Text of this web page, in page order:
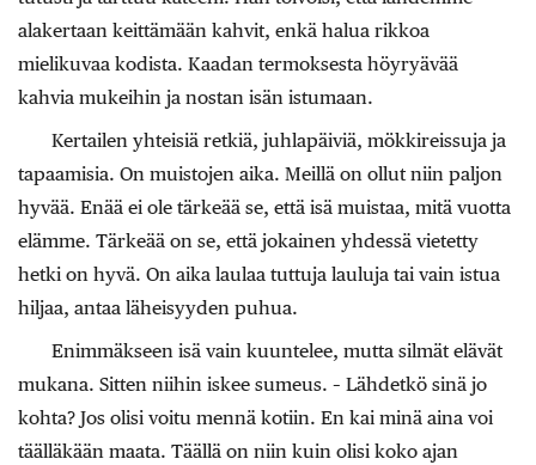
alakertaan keittämään kahvit, enkä halua rikkoa
mielikuvaa kodista. Kaadan termoksesta höyryävää
kahvia mukeihin ja nostan isän istumaan.
Kertailen yhteisiä retkiä, juhlapäiviä, mökkireissuja ja
tapaamisia. On muistojen aika. Meillä on ollut niin paljon
hyvää. Enää ei ole tärkeää se, että isä muistaa, mitä vuotta
elämme. Tärkeää on se, että jokainen yhdessä vietetty
hetki on hyvä. On aika laulaa tuttuja lauluja tai vain istua
hiljaa, antaa läheisyyden puhua.
Enimmäkseen isä vain kuuntelee, mutta silmät elävät
mukana. Sitten niihin iskee sumeus. – Lähdetkö sinä jo
kohta? Jos olisi voitu mennä kotiin. En kai minä aina voi
täälläkään maata. Täällä on niin kuin olisi koko ajan